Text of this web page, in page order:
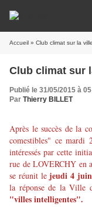
Accueil » Club climat sur la
Club climat sur
Publié le 31/05/2015 à
Par Thierry BILLET
Après le succès de la
comestibles" ce mardi
intéressés par cette
rue de LOVERCHY en
se réunit lejeudi 4 juin
la réponse de la Ville
"villes intelligentes".